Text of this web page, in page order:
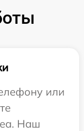
или
Наш